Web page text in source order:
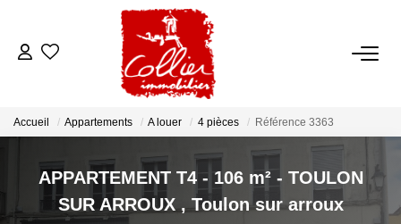
ACCUEIL
A Vendre
A Louer
Accueil Appartements A louer 4 pièces Référence 3363
APPARTEMENT T4 - 106 m² - TOULON
SUR ARROUX , Toulon sur arroux